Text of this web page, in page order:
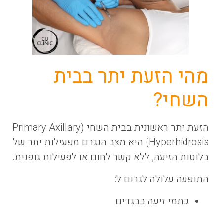
מהי הזעת יתר בבית
השחי?
הזעת יתר ראשונית בבית השחי (Primary Axillary
Hyperhidrosis) היא מצב הנגרם מפעילות יתר של
בלוטות הזיעה, ללא קשר לחום או לפעילות גופנית.
התופעה עלולה לגרום ל:
כתמי זיעה בבגדים